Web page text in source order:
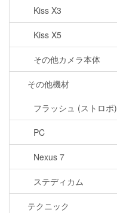
Kiss X3
Kiss X5
その他カメラ本体
その他機材
フラッシュ (ストロボ)
PC
Nexus 7
ステディカム
テクニック